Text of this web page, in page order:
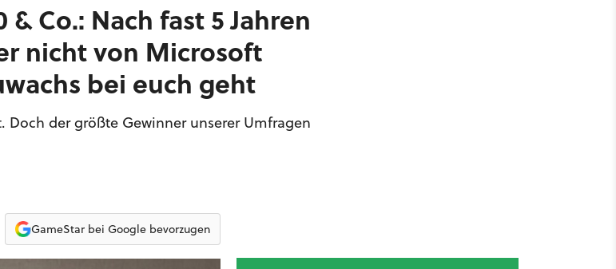
Co.: Nach fast 5 Jahren
nicht von Microsoft
bei euch geht
Doch der größte Gewinner unserer Umfragen
GameStar bei Google bevorzugen